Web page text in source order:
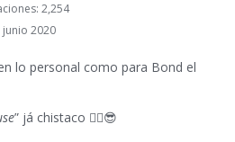
2,254
2020
lo personal como para Bond el
” já chistaco ✌🏼😎